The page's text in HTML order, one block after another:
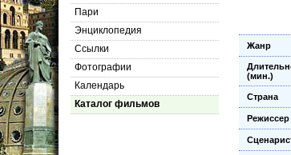
Пари
Энциклопедия
Cсылки
Фотографии
Календарь
Каталог фильмов
Жанр
(мин.)
Страна
Режиссер